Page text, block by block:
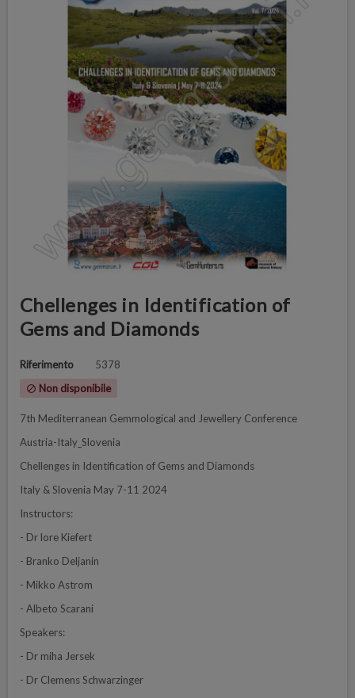
Chellenges in Identification of
Gems and Diamonds
Riferimento 5378
block Non disponibile
7th Mediterranean Gemmological and Jewellery Conference
Austria-Italy_Slovenia
Chellenges in Identification of Gems and Diamonds
Italy & Slovenia May 7-11 2024
Instructors:
- Dr lore Kiefert
- Branko Deljanin
- Mikko Astrom
- Albeto Scarani
Speakers:
- Dr miha Jersek
- Dr Clemens Schwarzinger